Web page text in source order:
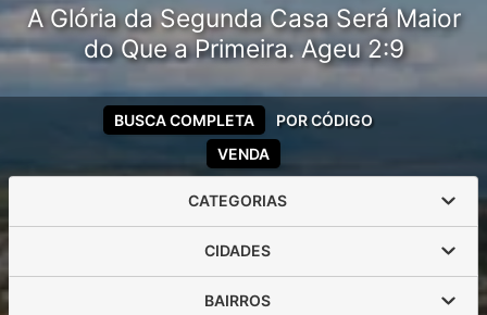
A Glória da Segunda Casa Será Maior
do Que a Primeira. Ageu 2:9
VENDA
BUSCA COMPLETA POR CÓDIGO
CATEGORIAS
CIDADES
BAIRROS